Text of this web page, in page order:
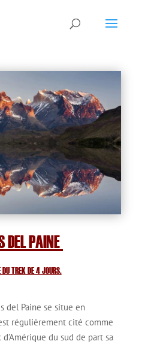
DEL PAINE
DU TREK DE 4 JOURS.
del Paine se situe en
régulièrement cité comme
du sud de part sa